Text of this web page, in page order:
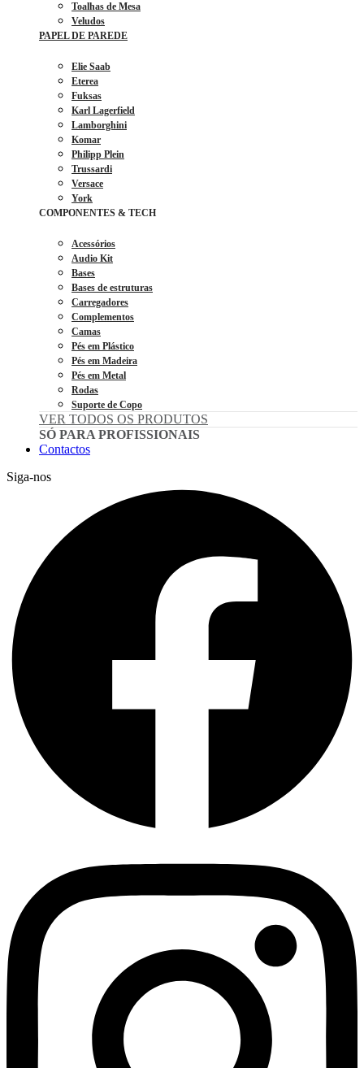
Toalhas de Mesa
Veludos
PAPEL DE PAREDE
Elie Saab
Eterea
Fuksas
Karl Lagerfield
Lamborghini
Komar
Philipp Plein
Trussardi
Versace
York
COMPONENTES & TECH
Acessórios
Audio Kit
Bases
Bases de estruturas
Carregadores
Complementos
Camas
Pés em Plástico
Pés em Madeira
Pés em Metal
Rodas
Suporte de Copo
VER TODOS OS PRODUTOS
SÓ PARA PROFISSIONAIS
Contactos
Siga-nos